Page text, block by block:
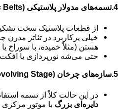
4.تسمه‌های مدولار پلاستیکی (Modular Plastic Belts)
از قطعات پلاستیک سخت
خیلی پرکاربرد در تئاتر مدرن
هستن (مثلاً خمیده، با سوراخ
حتی می‌شه نورپردازی یا
5.سازه‌های چرخان (Revolving Stage)
در این حالت کلاً از تسمه
دایره‌ای بزرگ با موتور